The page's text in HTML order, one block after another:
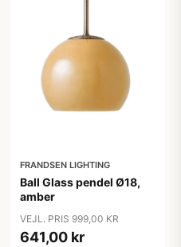
FRANDSEN LIGHTING
Ball Glass pendel Ø18,
amber
VEJL. PRIS 999,00 KR
641,00 kr